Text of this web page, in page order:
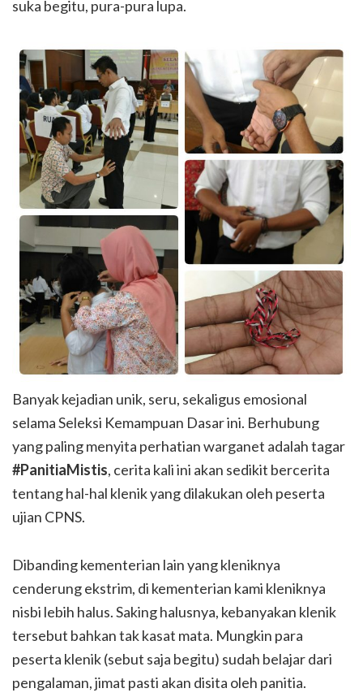
suka begitu, pura-pura lupa.
Banyak kejadian unik, seru, sekaligus emosional
selama Seleksi Kemampuan Dasar ini. Berhubung
yang paling menyita perhatian warganet adalah tagar
#PanitiaMistis, cerita kali ini akan sedikit bercerita
tentang hal-hal klenik yang dilakukan oleh peserta
ujian CPNS.
Dibanding kementerian lain yang kleniknya
cenderung ekstrim, di kementerian kami kleniknya
nisbi lebih halus. Saking halusnya, kebanyakan klenik
tersebut bahkan tak kasat mata. Mungkin para
peserta klenik (sebut saja begitu) sudah belajar dari
pengalaman, jimat pasti akan disita oleh panitia.